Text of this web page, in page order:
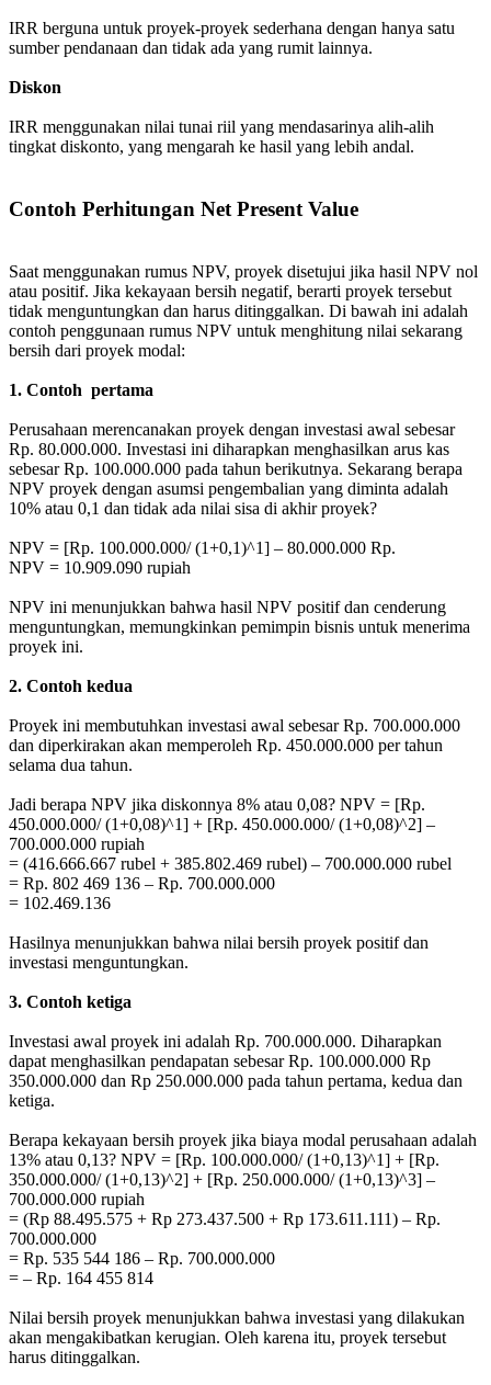
IRR berguna untuk proyek-proyek sederhana dengan hanya satu
sumber pendanaan dan tidak ada yang rumit lainnya.
Diskon
IRR menggunakan nilai tunai riil yang mendasarinya alih-alih
tingkat diskonto, yang mengarah ke hasil yang lebih andal.
Contoh Perhitungan Net Present Value
Saat menggunakan rumus NPV, proyek disetujui jika hasil NPV nol
atau positif. Jika kekayaan bersih negatif, berarti proyek tersebut
tidak menguntungkan dan harus ditinggalkan. Di bawah ini adalah
contoh penggunaan rumus NPV untuk menghitung nilai sekarang
bersih dari proyek modal:
1. Contoh pertama
Perusahaan merencanakan proyek dengan investasi awal sebesar
Rp. 80.000.000. Investasi ini diharapkan menghasilkan arus kas
sebesar Rp. 100.000.000 pada tahun berikutnya. Sekarang berapa
NPV proyek dengan asumsi pengembalian yang diminta adalah
10% atau 0,1 dan tidak ada nilai sisa di akhir proyek?
NPV = [Rp. 100.000.000/ (1+0,1)^1] – 80.000.000 Rp.
NPV = 10.909.090 rupiah
NPV ini menunjukkan bahwa hasil NPV positif dan cenderung
menguntungkan, memungkinkan pemimpin bisnis untuk menerima
proyek ini.
2. Contoh kedua
Proyek ini membutuhkan investasi awal sebesar Rp. 700.000.000
dan diperkirakan akan memperoleh Rp. 450.000.000 per tahun
selama dua tahun.
Jadi berapa NPV jika diskonnya 8% atau 0,08? NPV = [Rp.
450.000.000/ (1+0,08)^1] + [Rp. 450.000.000/ (1+0,08)^2] –
700.000.000 rupiah
= (416.666.667 rubel + 385.802.469 rubel) – 700.000.000 rubel
= Rp. 802 469 136 – Rp. 700.000.000
= 102.469.136
Hasilnya menunjukkan bahwa nilai bersih proyek positif dan
investasi menguntungkan.
3. Contoh ketiga
Investasi awal proyek ini adalah Rp. 700.000.000. Diharapkan
dapat menghasilkan pendapatan sebesar Rp. 100.000.000 Rp
350.000.000 dan Rp 250.000.000 pada tahun pertama, kedua dan
ketiga.
Berapa kekayaan bersih proyek jika biaya modal perusahaan adalah
13% atau 0,13? NPV = [Rp. 100.000.000/ (1+0,13)^1] + [Rp.
350.000.000/ (1+0,13)^2] + [Rp. 250.000.000/ (1+0,13)^3] –
700.000.000 rupiah
= (Rp 88.495.575 + Rp 273.437.500 + Rp 173.611.111) – Rp.
700.000.000
= Rp. 535 544 186 – Rp. 700.000.000
= – Rp. 164 455 814
Nilai bersih proyek menunjukkan bahwa investasi yang dilakukan
akan mengakibatkan kerugian. Oleh karena itu, proyek tersebut
harus ditinggalkan.